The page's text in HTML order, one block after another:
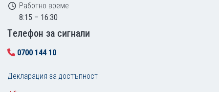
Работно време
8:15 – 16:30
Tелефон за сигнали
0700 144 10
Декларация за достъпност